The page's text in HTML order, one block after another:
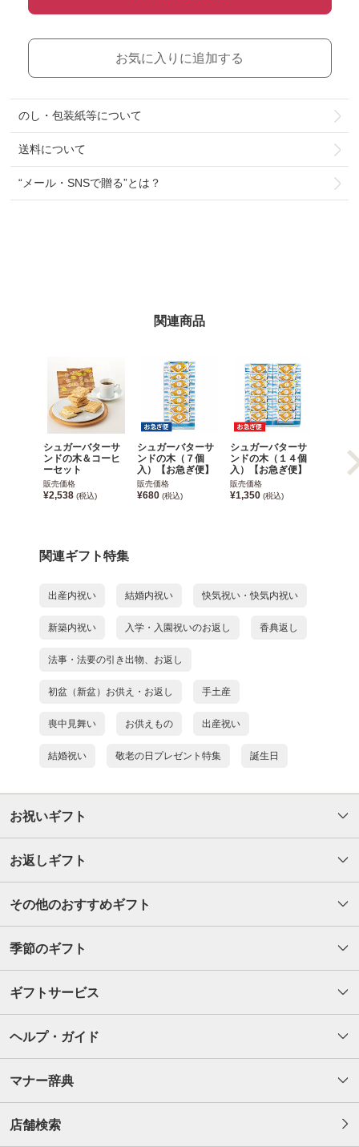
お気に入りに追加する
のし・包装紙等について
送料について
“メール・SNSで贈る”とは？
関連商品
シュガーバターサ
ンドの木＆コーヒ
ーセット
販売価格
¥2,538 (税込)
シュガーバターサ
ンドの木（７個
入）【お急ぎ便】
販売価格
¥680(税込)
シュガーバターサ
ンドの木（１４個
入）【お急ぎ便】
販売価格
¥1,350 (税込)
シュガ
ンドの
関連ギフト特集
出産内祝い 結婚内祝い 快気祝い・快気内祝い
新築内祝い 入学・入園祝いのお返し 香典返し
法事・法要の引き出物、お返し
初盆（新盆）お供え・お返し 手土産
喪中見舞い お供えもの 出産祝い
結婚祝い 敬老の日プレゼント特集 誕生日
お祝いギフト
お返しギフト
その他のおすすめギフト
季節のギフト
ギフトサービス
ヘルプ・ガイド
マナー辞典
店舗検索